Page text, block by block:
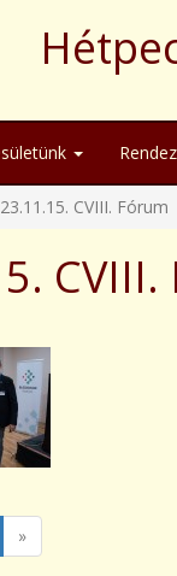
CVIII. Fórum
CVIII.
»